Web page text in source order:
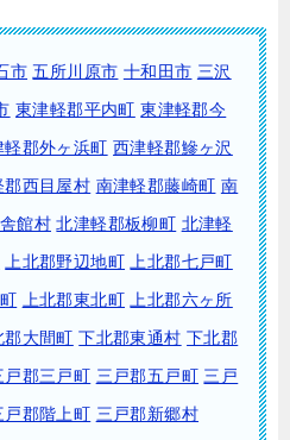
市 五所川原市 十和田市 三沢
東津軽郡平内町 東津軽郡今
軽郡外ヶ浜町 西津軽郡鰺ヶ沢
郡西目屋村 南津軽郡藤崎町 南
館村 北津軽郡板柳町 北津軽
上北郡野辺地町
上北郡七戸町
上北郡東北町
上北郡六ヶ所
郡大間町 下北郡東通村 下北郡
戸郡三戸町 三戸郡五戸町 三戸
戸郡階上町 三戸郡新郷村